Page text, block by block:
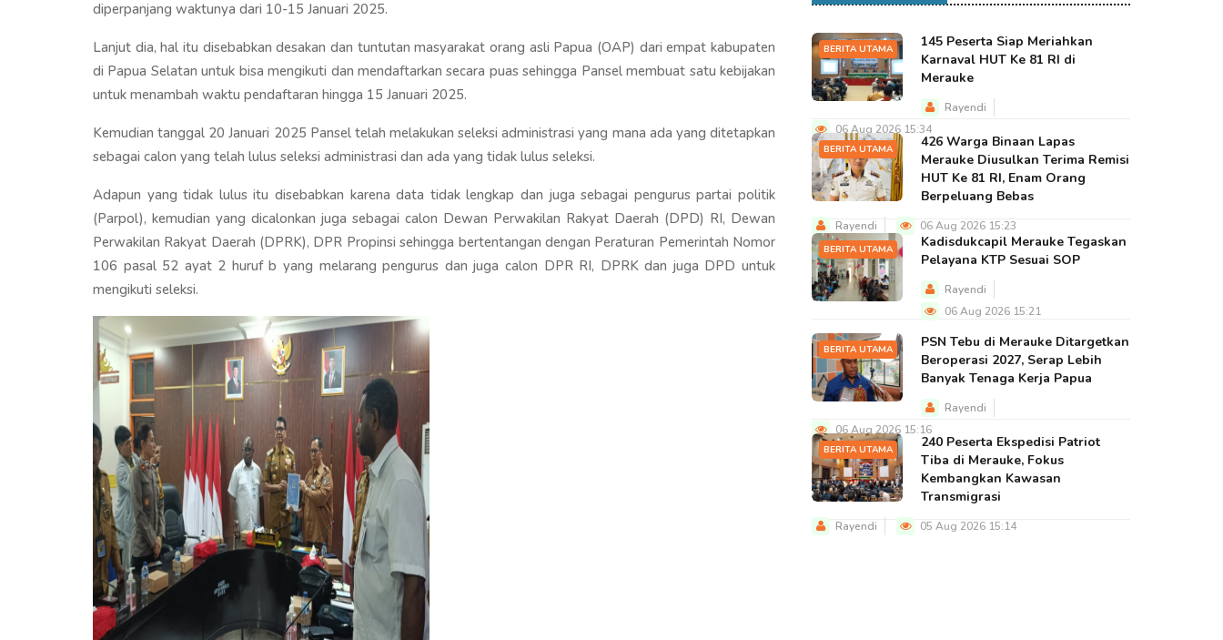
diperpanjang waktunya dari 10-15 Januari 2025.
Lanjut dia, hal itu disebabkan desakan dan tuntutan masyarakat orang asli Papua (OAP) dari empat kabupaten
di Papua Selatan untuk bisa mengikuti dan mendaftarkan secara puas sehingga Pansel membuat satu kebijakan
untuk menambah waktu pendaftaran hingga 15 Januari 2025.
Kemudian tanggal 20 Januari 2025 Pansel telah melakukan seleksi administrasi yang mana ada yang ditetapkan
sebagai calon yang telah lulus seleksi administrasi dan ada yang tidak lulus seleksi.
Adapun yang tidak lulus itu disebabkan karena data tidak lengkap dan juga sebagai pengurus partai politik
(Parpol), kemudian yang dicalonkan juga sebagai calon Dewan Perwakilan Rakyat Daerah (DPD) RI, Dewan
Perwakilan Rakyat Daerah (DPRK), DPR Propinsi sehingga bertentangan dengan Peraturan Pemerintah Nomor
106 pasal 52 ayat 2 huruf b yang melarang pengurus dan juga calon DPR RI, DPRK dan juga DPD untuk
mengikuti seleksi.
BERITA UTAMA
145 Peserta Siap Meriahkan
Karnaval HUT Ke 81 RI di
Merauke
Rayendi
06 Aug 2026 15:34
BERITA UTAMA
426 Warga Binaan Lapas
Merauke Diusulkan Terima Remisi
HUT Ke 81 RI, Enam Orang
Berpeluang Bebas
Rayendi 06 Aug 2026 15:23
BERITA UTAMA
Kadisdukcapil Merauke Tegaskan
Pelayana KTP Sesuai SOP
Rayendi
06 Aug 2026 15:21
BERITA UTAMA
PSN Tebu di Merauke Ditargetkan
Beroperasi 2027, Serap Lebih
Banyak Tenaga Kerja Papua
Rayendi
06 Aug 2026 15:16
BERITA UTAMA
240 Peserta Ekspedisi Patriot
Tiba di Merauke, Fokus
Kembangkan Kawasan
Transmigrasi
Rayendi 05 Aug 2026 15:14